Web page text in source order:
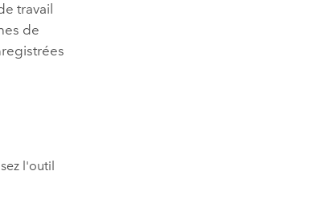
travail
de
l'outil